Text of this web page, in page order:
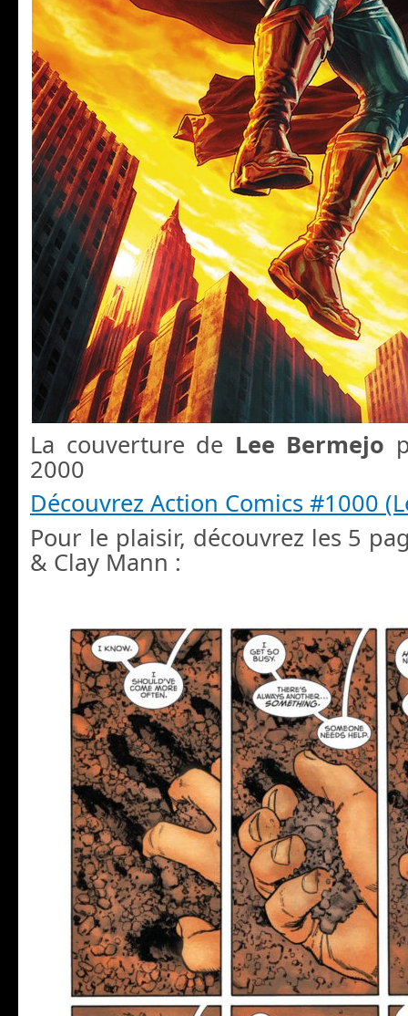
La couverture de Lee Bermejo
2000
Découvrez Action Comics #1000
Pour le plaisir, découvrez les 5
& Clay Mann :